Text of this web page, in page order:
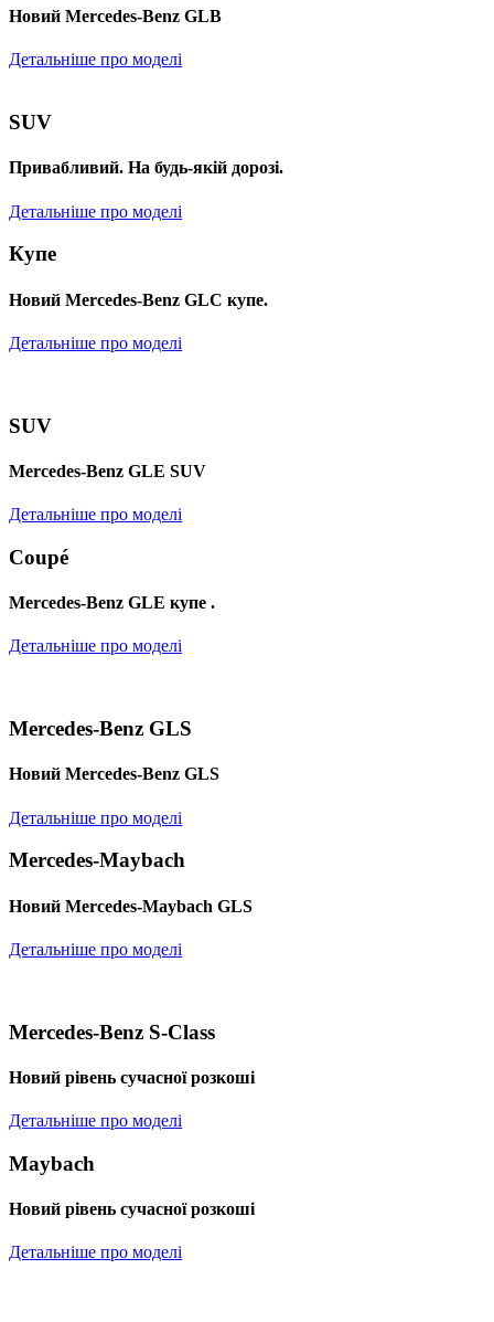
Новий Mercedes-Benz GLB
Детальніше про моделі
SUV
Привабливий. На будь-якій дорозі.
Детальніше про моделі
Купе
Новий Mercedes-Benz GLС купе.
Детальніше про моделі
SUV
Mercedes-Benz GLE SUV
Детальніше про моделі
Coupé
Mercedes-Benz GLE купе .
Детальніше про моделі
Mercedes-Benz GLS
Новий Mercedes-Benz GLS
Детальніше про моделі
Mercedes-Maybach
Новий Mercedes-Maybach GLS
Детальніше про моделі
Mercedes-Benz S-Class
Новий рівень сучасної розкоші
Детальніше про моделі
Maybach
Новий рівень сучасної розкоші
Детальніше про моделі